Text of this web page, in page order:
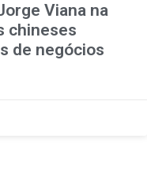
Viana na
chineses
de negócios